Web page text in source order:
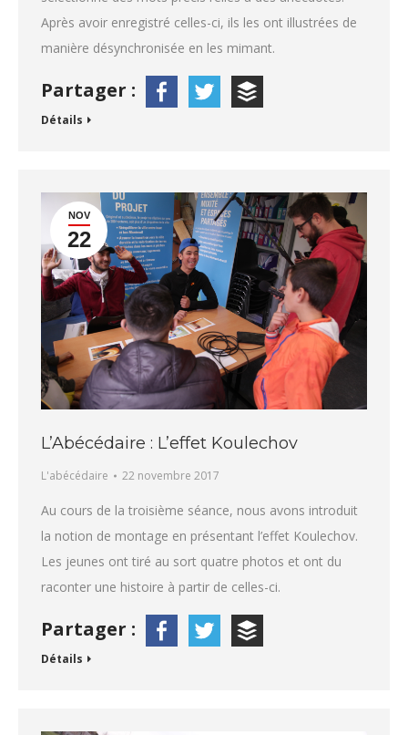
Après avoir enregistré celles-ci, ils les ont illustrées de
manière désynchronisée en les mimant.
Partager :
Détails
NOV
22
L’Abécédaire : L’effet Koulechov
L'abécédaire 22 novembre 2017
Au cours de la troisième séance, nous avons introduit
la notion de montage en présentant l’effet Koulechov.
Les jeunes ont tiré au sort quatre photos et ont du
raconter une histoire à partir de celles-ci.
Partager :
Détails